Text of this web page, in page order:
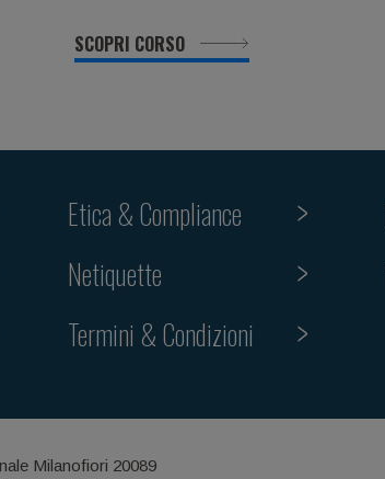
SCOPRI CORSO
Etica & Compliance
Netiquette
Termini & Condizioni
Milanofiori 20089